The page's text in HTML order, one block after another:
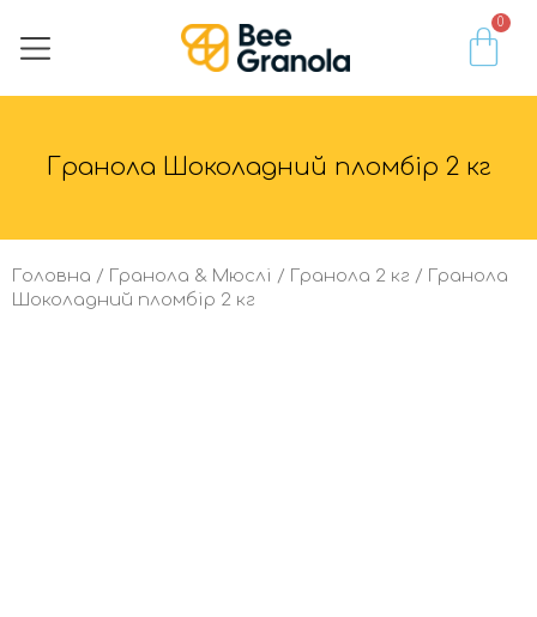
0
Гранола Шоколадний пломбір 2 кг
Головна / Гранола & Мюслі / Гранола 2 кг / Гранола
Шоколадний пломбір 2 кг